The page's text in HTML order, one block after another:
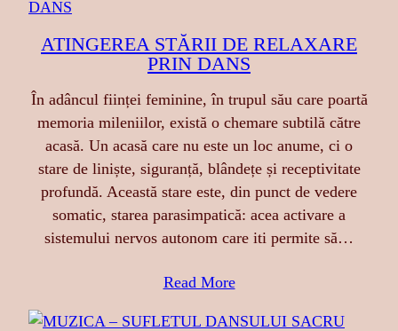
ATINGEREA STĂRII DE RELAXARE
PRIN DANS
În adâncul ființei feminine, în trupul său care poartă
memoria mileniilor, există o chemare subtilă către
acasă. Un acasă care nu este un loc anume, ci o
stare de liniște, siguranță, blândețe și receptivitate
profundă. Această stare este, din punct de vedere
somatic, starea parasimpatică: acea activare a
sistemului nervos autonom care iti permite să…
Read More